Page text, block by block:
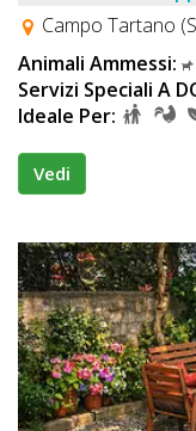
Campo Tartano
Animali Ammessi:
Servizi Speciali A
Ideale Per:
Vedi